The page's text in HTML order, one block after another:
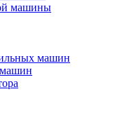
машины
машин